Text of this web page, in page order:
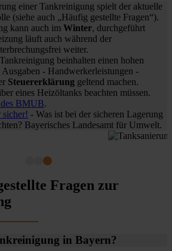
einer Tankreinigung spielt der aktuelle
(siehe auch „Häufig gestellte Fragen“).
kann auch im Winter, durchgeführt
läuft auch während der
weiter.
beinhalten einen hohen
- Handwerkerleistungen -
Steuererklärung geltend machen.
eines Heizöltanks beachten müssen.
BMUB.
sicher! - Was ist bei der sicheren Lagerung
Bayerisches Landesamt für Umwelt.
Fragen zur
in Bayern?